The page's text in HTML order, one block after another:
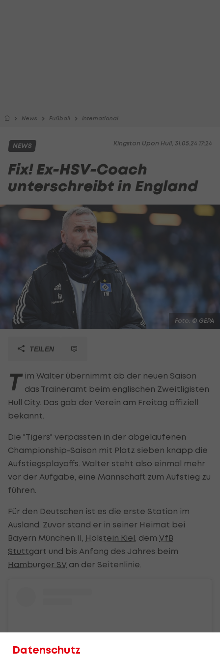
News Fußball International
Kingston Upon Hull, 31.05.24 17:24
NEWS
Fix! Ex-HSV-Coach
unterschreibt in England
Foto: © GEPA
TEILEN
T im Walter übernimmt ab der neuen Saison
das Traineramt beim englischen Zweitligisten
Hull City. Das gab der Verein am Freitag offiziell
bekannt.
Die "Tigers" verpassten in der abgelaufenen
Championship-Saison mit Platz sieben knapp die
Aufstiegsplayoffs. Walter steht also einmal mehr
vor der Aufgabe, eine Mannschaft zum Aufstieg zu
führen.
Für den Deutschen ist es die erste Station im
Ausland. Zuvor stand er in seiner Heimat bei
Bayern München II, Holstein Kiel , dem VfB
Stuttgart und bis Anfang des Jahres beim
Hamburger SV an der Seitenlinie.
Datenschutz